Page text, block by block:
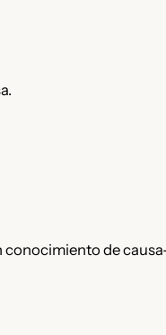
conocimiento de